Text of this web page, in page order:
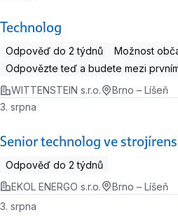
Technolog
Odpověď do 2 týdnů
Možnost
Odpovězte teď a budete mezi
WITTENSTEIN s.r.o.
Brno – Líšeň
Senior technolog ve
3. srpna
Odpověď do 2 týdnů
EKOL ENERGO s.r.o.
Brno – Líšeň
3. srpna